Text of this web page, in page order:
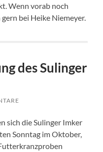
Wenn vorab noch
bei Heike Niemeyer.
des Sulinger
sich die Sulinger Imker
Sonntag im Oktober,